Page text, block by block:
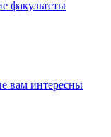
факультеты
вам интересны